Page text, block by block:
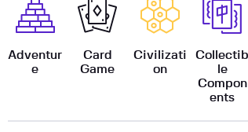
Adventur
e
Card
Game
Civilizati
on
Collectib
le
Compon
ents